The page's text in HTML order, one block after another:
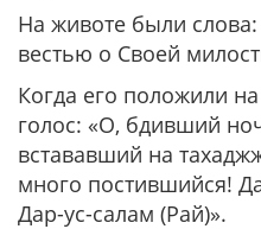
На животе были
вестью о Своей
Когда его положили
голос: «О, бдивший
встававший на
много постившийся!
Дар-ус-салам (Рай)».